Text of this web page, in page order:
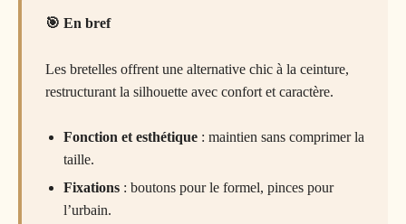
En bref
Les bretelles offrent une alternative chic à la ceinture,
restructurant la silhouette avec confort et caractère.
Fonction et esthétique : maintien sans comprimer la
taille.
Fixations : boutons pour le formel, pinces pour
l’urbain.